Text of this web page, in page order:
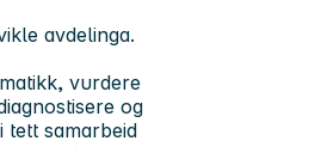
avdelinga.
vurdere
og
tett samarbeid